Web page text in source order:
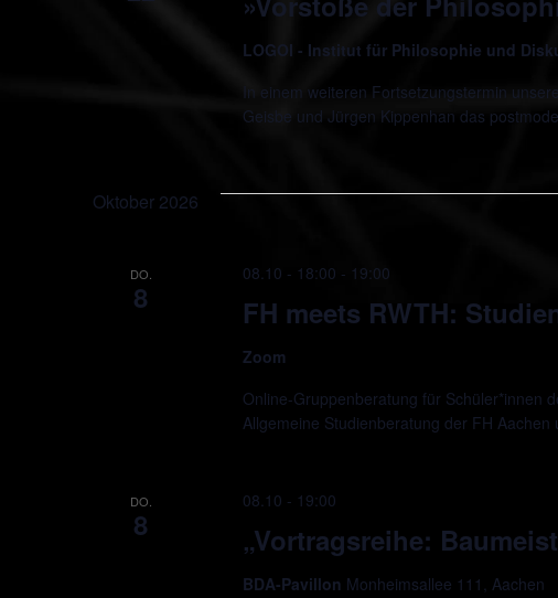
LOGOI - Institut für Philosophie und
In einem weiteren Fortsetzungstermin
Geisbe und Jürgen Kippenhan das
Oktober 2026
DO.
8 FH meets RWTH:
08.10 - 18:00 - 19:00
Zoom
Online-Gruppenberatung für Schüler*innen
Allgemeine Studienberatung der FH
DO.
8 „Vortragsreihe:
08.10 - 19:00
BDA-Pavillon Monheimsallee 111, Aachen